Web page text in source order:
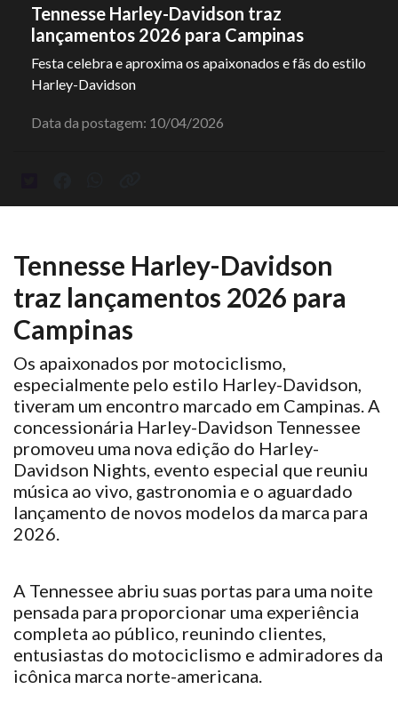
Tennesse Harley-Davidson traz
lançamentos 2026 para Campinas
Festa celebra e aproxima os apaixonados e fãs do estilo
Harley-Davidson
Data da postagem: 10/04/2026
Tennesse Harley-Davidson
traz lançamentos 2026 para
Campinas
Os apaixonados por motociclismo,
especialmente pelo estilo Harley-Davidson,
tiveram um encontro marcado em Campinas. A
concessionária Harley-Davidson Tennessee
promoveu uma nova edição do Harley-
Davidson Nights, evento especial que reuniu
música ao vivo, gastronomia e o aguardado
lançamento de novos modelos da marca para
2026.
A Tennessee abriu suas portas para uma noite
pensada para proporcionar uma experiência
completa ao público, reunindo clientes,
entusiastas do motociclismo e admiradores da
icônica marca norte-americana.